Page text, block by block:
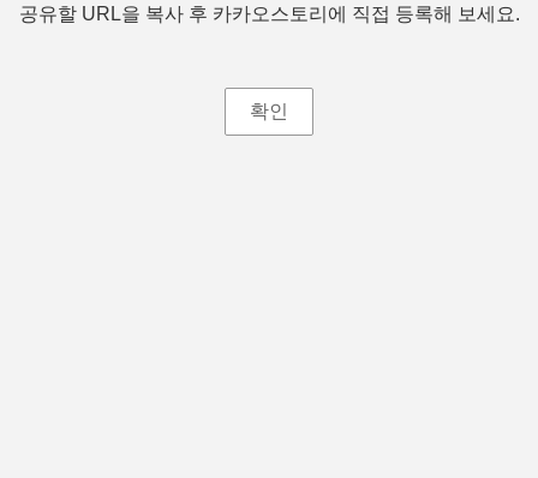
공유할 URL을 복사 후 카카오스토리에 직접 등록해 보세요.
확인